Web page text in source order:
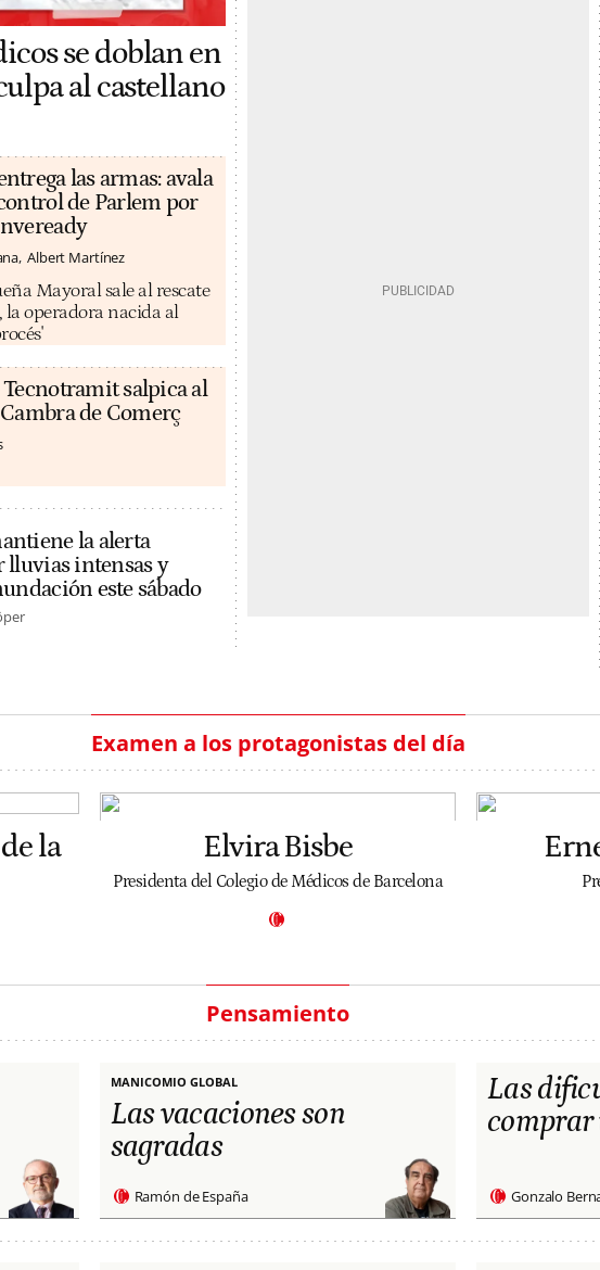
se doblan en
al castellano
las armas: avala
de Parlem por
Albert Martínez
Mayoral sale al rescate
la operadora nacida al
Tecnotramit salpica al
de Comerç
la alerta
lluvias intensas y
este sábado
Examen a los protagonistas del día
la
Elvira Bisbe
Presidenta del Colegio de Médicos de Barcelona
Pensamiento
MANICOMIO GLOBAL
Las vacaciones son
sagradas
Ramón de España
Las
Gonzalo